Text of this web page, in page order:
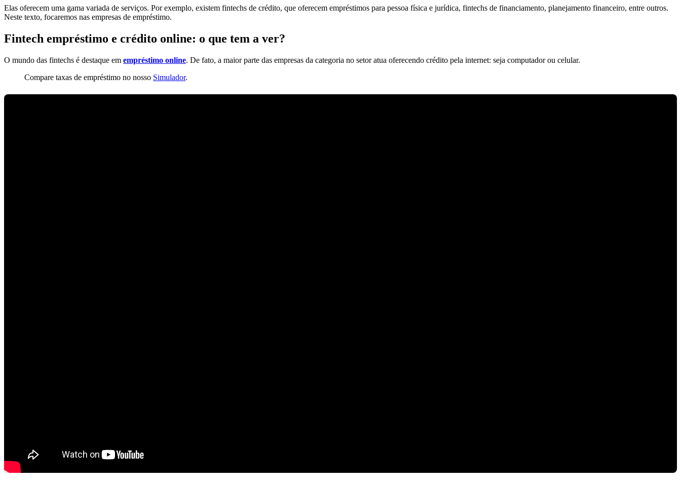
Elas oferecem uma gama variada de serviços. Por exemplo, existem fintechs de crédito, que oferecem empréstimos para pessoa física e jurídica, fintechs de financiamento, planejamento financeiro, entre outros.
Neste texto, focaremos nas empresas de empréstimo.
Fintech empréstimo e crédito online: o que tem a ver?
O mundo das fintechs é destaque em empréstimo online. De fato, a maior parte das empresas da categoria no setor atua oferecendo crédito pela internet: seja computador ou celular.
Compare taxas de empréstimo no nosso Simulador.